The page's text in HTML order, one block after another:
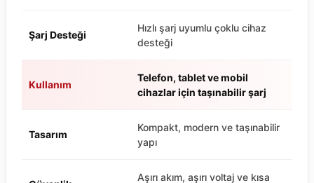
Şarj Desteği
Hızlı şarj uyumlu çoklu cihaz
desteği
Kullanım
Telefon, tablet ve mobil
cihazlar için taşınabilir şarj
Tasarım
Kompakt, modern ve taşınabilir
yapı
Aşırı akım, aşırı voltaj ve kısa